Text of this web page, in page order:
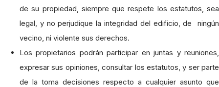
de su propiedad, siempre que respete los estatutos, sea
legal, y no perjudique la integridad del edificio, de ningún
vecino, ni violente sus derechos.
Los propietarios podrán participar en juntas y reuniones,
expresar sus opiniones, consultar los estatutos, y ser parte
de la toma decisiones respecto a cualquier asunto que